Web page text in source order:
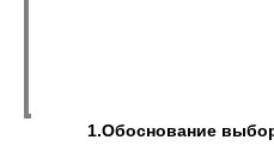
1.Обоснование